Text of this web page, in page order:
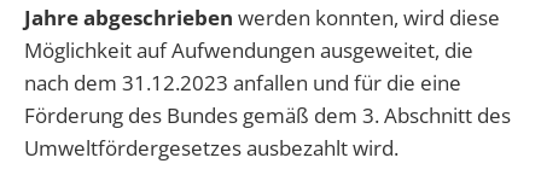
Jahre abgeschrieben werden konnten, wird diese
Möglichkeit auf Aufwendungen ausgeweitet, die
nach dem 31.12.2023 anfallen und für die eine
Förderung des Bundes gemäß dem 3. Abschnitt des
Umweltfördergesetzes ausbezahlt wird.